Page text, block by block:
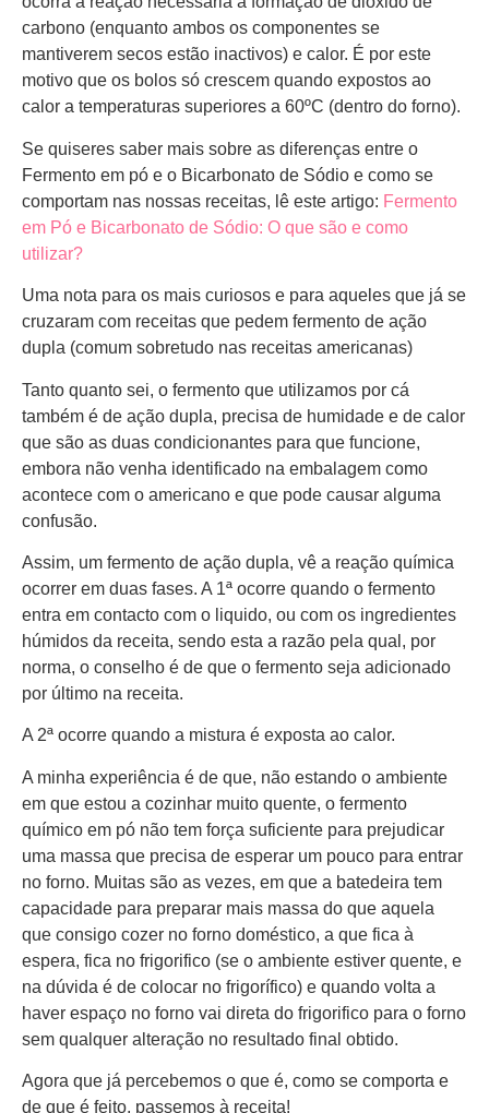
carbono (enquanto ambos os componentes se
mantiverem secos estão inactivos) e calor. É por este
motivo que os bolos só crescem quando expostos ao
calor a temperaturas superiores a 60ºC (dentro do forno).
Se quiseres saber mais sobre as diferenças entre o
Fermento em pó e o Bicarbonato de Sódio e como se
comportam nas nossas receitas, lê este artigo: Fermento
em Pó e Bicarbonato de Sódio: O que são e como
utilizar?
Uma nota para os mais curiosos e para aqueles que já se
cruzaram com receitas que pedem fermento de ação
dupla (comum sobretudo nas receitas americanas)
Tanto quanto sei, o fermento que utilizamos por cá
também é de ação dupla, precisa de humidade e de calor
que são as duas condicionantes para que funcione,
embora não venha identificado na embalagem como
acontece com o americano e que pode causar alguma
confusão.
Assim, um fermento de ação dupla, vê a reação química
ocorrer em duas fases. A 1ª ocorre quando o fermento
entra em contacto com o liquido, ou com os ingredientes
húmidos da receita, sendo esta a razão pela qual, por
norma, o conselho é de que o fermento seja adicionado
por último na receita.
A 2ª ocorre quando a mistura é exposta ao calor.
A minha experiência é de que, não estando o ambiente
em que estou a cozinhar muito quente, o fermento
químico em pó não tem força suficiente para prejudicar
uma massa que precisa de esperar um pouco para entrar
no forno. Muitas são as vezes, em que a batedeira tem
capacidade para preparar mais massa do que aquela
que consigo cozer no forno doméstico, a que fica à
espera, fica no frigorifico (se o ambiente estiver quente, e
na dúvida é de colocar no frigorífico) e quando volta a
haver espaço no forno vai direta do frigorifico para o forno
sem qualquer alteração no resultado final obtido.
Agora que já percebemos o que é, como se comporta e
de que é feito, passemos à receita!